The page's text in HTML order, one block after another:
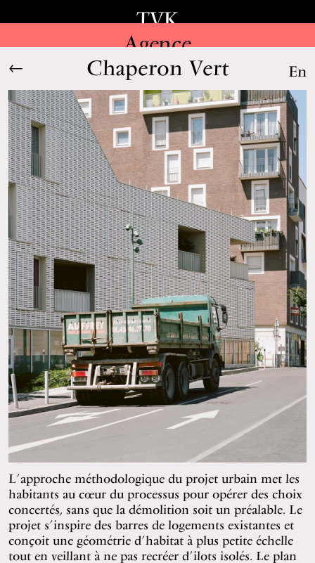
En
TVK
Agence
← Chaperon Vert
L’approche méthodologique du projet urbain met les
habitants au cœur du processus pour opérer des choix
concertés, sans que la démolition soit un préalable. Le
projet s’inspire des barres de logements existantes et
conçoit une géométrie d’habitat à plus petite échelle
tout en veillant à ne pas recréer d’ilots isolés. Le plan